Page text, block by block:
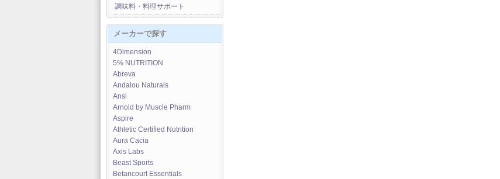
調味料・料理サポート
メーカーで探す
4Dimension
5% NUTRITION
Abreva
Andalou Naturals
Ansi
Arnold by Muscle Pharm
Aspire
Athletic Certified Nutrition
Aura Cacia
Axis Labs
Beast Sports
Betancourt Essentials